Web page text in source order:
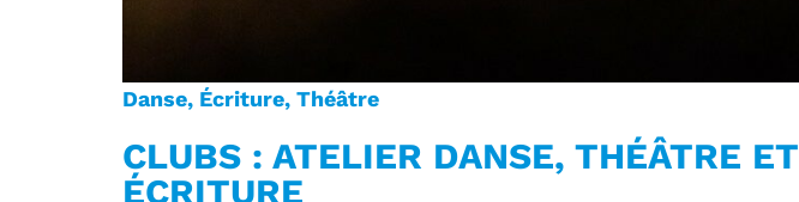
Danse, Écriture, Théâtre
CLUBS : ATELIER DANSE, THÉÂTRE ET
ÉCRITURE